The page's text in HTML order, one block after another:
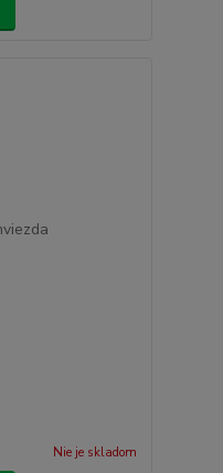
Nie je skladom